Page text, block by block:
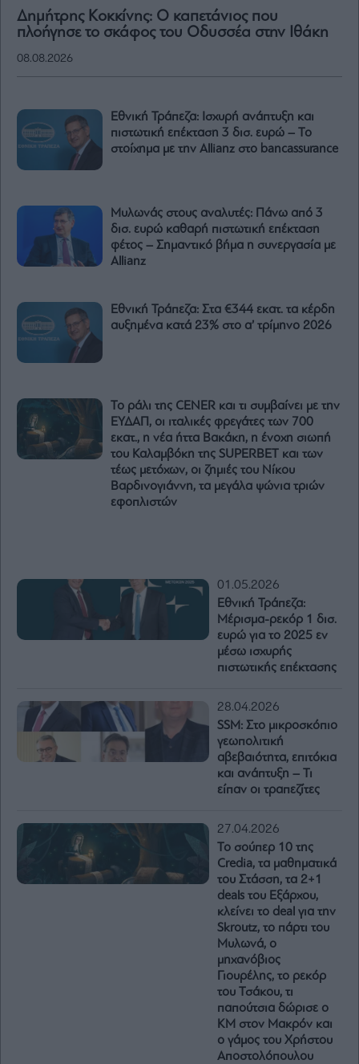
Δημήτρης Κοκκίνης: Ο καπετάνιος που
πλοήγησε το σκάφος του Οδυσσέα στην Ιθάκη
08.08.2026
Εθνική Τράπεζα: Ισχυρή ανάπτυξη και
πιστωτική επέκταση 3 δισ. ευρώ – Το
στοίχημα με την Allianz στο bancassurance
Μυλωνάς στους αναλυτές: Πάνω από 3
δισ. ευρώ καθαρή πιστωτική επέκταση
φέτος – Σημαντικό βήμα η συνεργασία με
Allianz
Εθνική Τράπεζα: Στα €344 εκατ. τα κέρδη
αυξημένα κατά 23% στο α’ τρίμηνο 2026
Το ράλι της CENER και τι συμβαίνει με την
ΕΥΔΑΠ, οι ιταλικές φρεγάτες των 700
εκατ., η νέα ήττα Βακάκη, η ένοχη σιωπή
του Καλαμβόκη της SUPERBET και των
τέως μετόχων, οι ζημιές του Νίκου
Βαρδινογιάννη, τα μεγάλα ψώνια τριών
εφοπλιστών
01.05.2026
Εθνική Τράπεζα:
Μέρισμα-ρεκόρ 1 δισ.
ευρώ για το 2025 εν
μέσω ισχυρής
πιστωτικής επέκτασης
28.04.2026
SSM: Στο μικροσκόπιο
γεωπολιτική
αβεβαιότητα, επιτόκια
και ανάπτυξη – Τι
είπαν οι τραπεζίτες
27.04.2026
To σούπερ 10 της
Credia, τα μαθηματικά
του Στάσση, τα 2+1
deals του Εξάρχου,
κλείνει το deal για την
Skroutz, το πάρτι του
Μυλωνά, ο
μηχανόβιος
Γιουρέλης, το ρεκόρ
του Τσάκου, τι
παπούτσια δώρισε ο
ΚΜ στον Μακρόν και
ο γάμος του Χρήστου
Αποστολόπουλου